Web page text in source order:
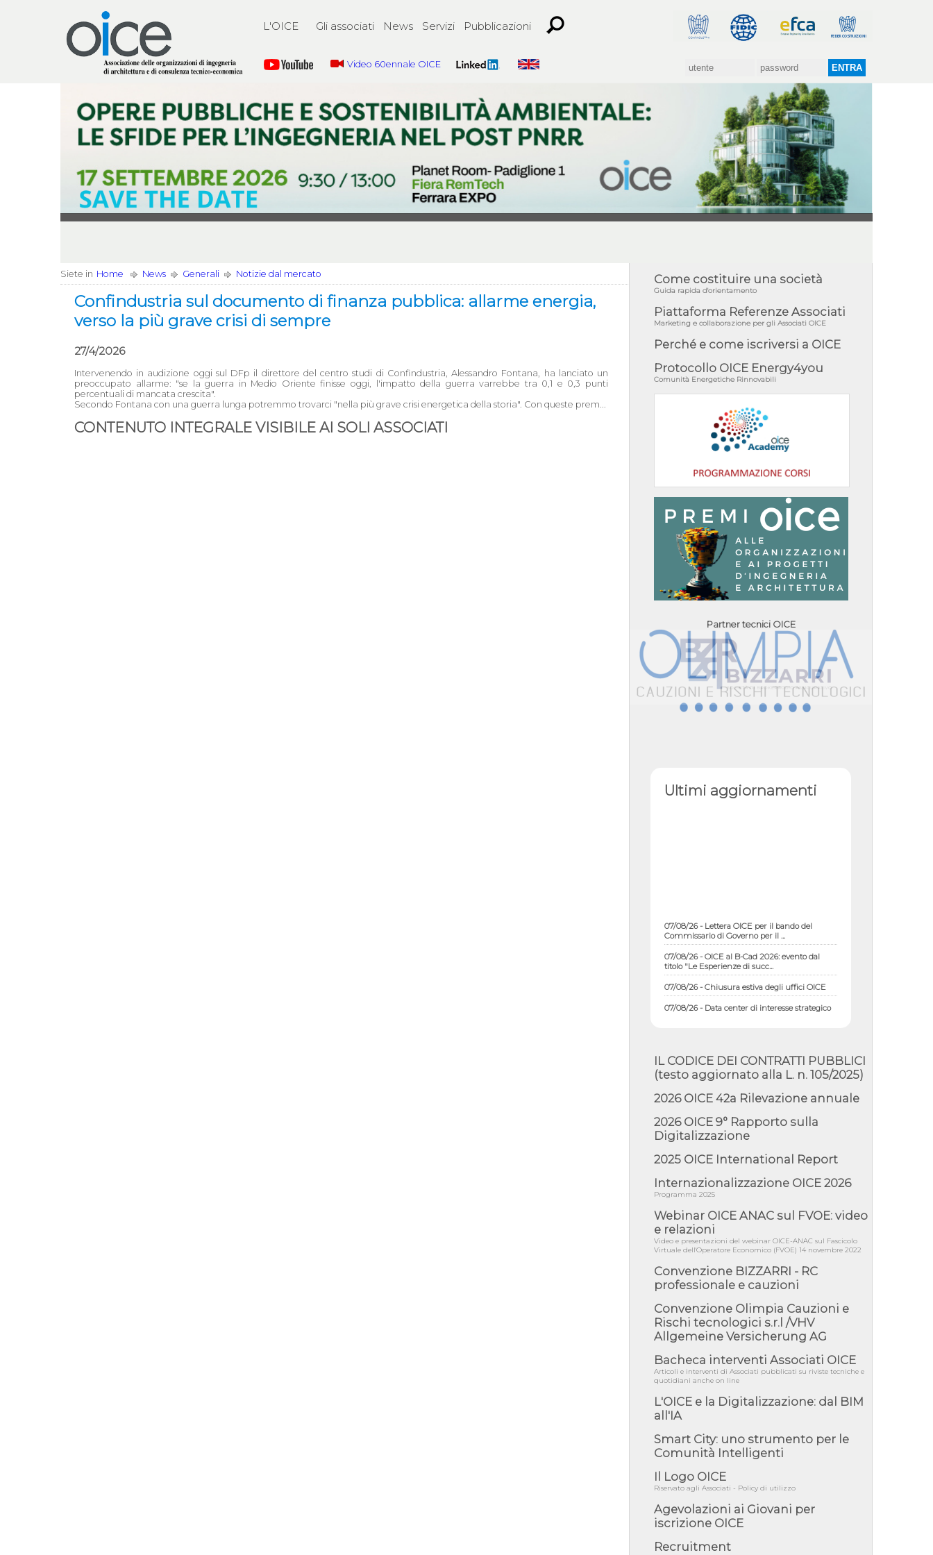
L'OICE Gli associati News Servizi Pubblicazioni
Video 60ennale OICE
Siete in Home News Generali Notizie dal mercato
Confindustria sul documento di finanza pubblica: allarme energia,
verso la più grave crisi di sempre
27/4/2026
Intervenendo in audizione oggi sul DFp il direttore del centro studi di Confindustria, Alessandro Fontana, ha lanciato un
preoccupato allarme: "se la guerra in Medio Oriente finisse oggi, l'impatto della guerra varrebbe tra 0,1 e 0,3 punti
percentuali di mancata crescita".
Secondo Fontana con una guerra lunga potremmo trovarci "nella più grave crisi energetica della storia". Con queste prem...
CONTENUTO INTEGRALE VISIBILE AI SOLI ASSOCIATI
Come costituire una società
Guida rapida d'orientamento
Piattaforma Referenze Associati
Marketing e collaborazione per gli Associati OICE
Perché e come iscriversi a OICE
Protocollo OICE Energy4you
Comunità Energetiche Rinnovabili
Partner tecnici OICE
Ultimi aggiornamenti
Commissario di Governo per il ...
07/08/26 - OICE al B-Cad 2026: evento dal
titolo "Le Esperienze di succ...
07/08/26 - Chiusura estiva degli uffici OICE
07/08/26 - Data center di interesse strategico
nazionale; interventi pe...
07/08/26 - Ponte sullo Stretto di Messina:
deliberata la sussistenza di...
libera al quinto lotto costr...
06/08/26 - Istat, produzione industriale in calo
dell'1% a giugno, su a...
energie rinnovabili con ...
06/08/26 - DL PA approvato in Cdm:
contributi per riqualificazione sism...
06/08/26 - CdM: approvato il d.lgs. di
adeguamento all’AI Act in mate...
06/08/26 - DDL delegazione europea in Cdm
per recepimento norme UE in m...
05/08/26 - DL Infrastrutture e PNRR è legge:
approvata oggi la fiducia...
05/08/26 - Focus OICE sul DDL di riforma
della responsabilità amminist...
05/08/26 - Anac: pubblicata la Relazione
illustrativa al Bando tipo 2 s...
05/08/26 - SAVE THE DATE: Assemblea
Pubblica Confindustria Professioni ...
05/08/26 - Successo OICE per il bando della
Città metropolitana di Reg...
Giunta Regionale della Campa...
04/08/26 - DL PA: previste cancellazioni da
04/08/26 - International Sustainable
04/08/26 - CdS, project financing: progetto di
fattibilità da impugnar...
04/08/26 - Rapporto Anac corruzione 2020-
IL CODICE DEI CONTRATTI PUBBLICI
(testo aggiornato alla L. n. 105/2025)
2026 OICE 42a Rilevazione annuale
2026 OICE 9° Rapporto sulla
Digitalizzazione
2025 OICE International Report
Internazionalizzazione OICE 2026
Programma 2025
Webinar OICE ANAC sul FVOE: video
e relazioni
Video e presentazioni del webinar OICE-ANAC sul Fascicolo
Virtuale dell'Operatore Economico (FVOE) 14 novembre 2022
Convenzione BIZZARRI - RC
professionale e cauzioni
Convenzione Olimpia Cauzioni e
Rischi tecnologici s.r.l /VHV
Allgemeine Versicherung AG
Bacheca interventi Associati OICE
Articoli e interventi di Associati pubblicati su riviste tecniche e
quotidiani anche on line
L'OICE e la Digitalizzazione: dal BIM
all'IA
Smart City: uno strumento per le
Comunità Intelligenti
Il Logo OICE
Riservato agli Associati - Policy di utilizzo
Agevolazioni ai Giovani per
iscrizione OICE
Recruitment